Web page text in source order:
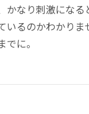
なり刺激にな
いるのかわかり
に。